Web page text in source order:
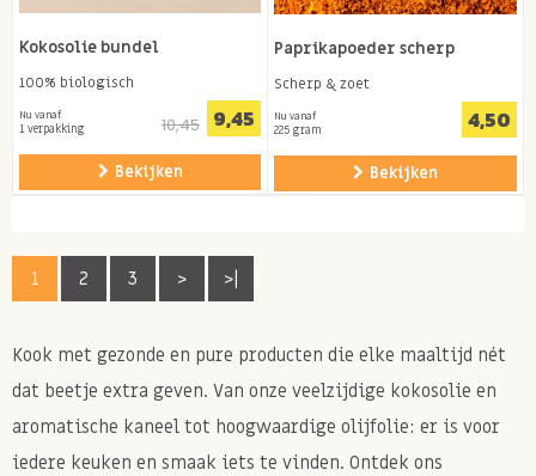
Kokosolie bundel
100% biologisch
Nu vanaf
1 verpakking 10,45 9,45
Bekijken
Paprikapoeder scherp
Scherp & zoet
Nu vanaf
225 gram 4,50
Bekijken
1 2 3 > >|
Kook met gezonde en pure producten die elke maaltijd nét
dat beetje extra geven. Van onze veelzijdige kokosolie en
aromatische kaneel tot hoogwaardige olijfolie: er is voor
iedere keuken en smaak iets te vinden. Ontdek ons